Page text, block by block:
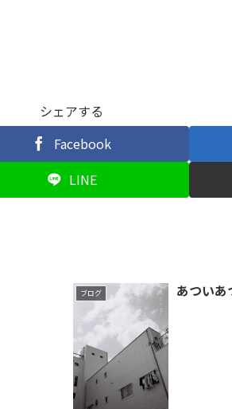
シェアする
Facebook
LINE
ブログ あついあ